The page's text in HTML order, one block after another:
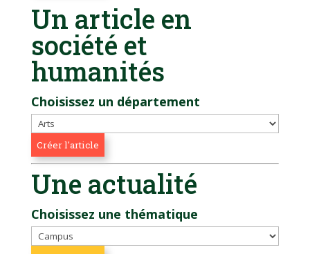
Un article en
société et
humanités
Choisissez un département
Une actualité
Choisissez une thématique